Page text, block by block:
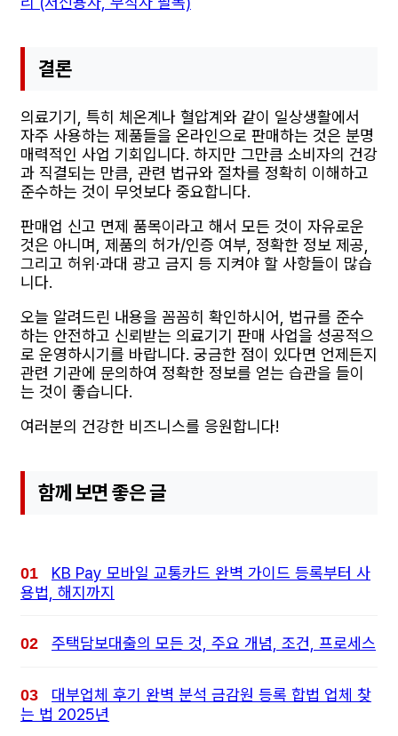
결론
의료기기, 특히 체온계나 혈압계와 같이 일상생활에서
자주 사용하는 제품들을 온라인으로 판매하는 것은 분명
매력적인 사업 기회입니다. 하지만 그만큼 소비자의 건강
과 직결되는 만큼, 관련 법규와 절차를 정확히 이해하고
준수하는 것이 무엇보다 중요합니다.
판매업 신고 면제 품목이라고 해서 모든 것이 자유로운
것은 아니며, 제품의 허가/인증 여부, 정확한 정보 제공,
그리고 허위·과대 광고 금지 등 지켜야 할 사항들이 많습
니다.
오늘 알려드린 내용을 꼼꼼히 확인하시어, 법규를 준수
하는 안전하고 신뢰받는 의료기기 판매 사업을 성공적으
로 운영하시기를 바랍니다. 궁금한 점이 있다면 언제든지
관련 기관에 문의하여 정확한 정보를 얻는 습관을 들이
는 것이 좋습니다.
여러분의 건강한 비즈니스를 응원합니다!
함께 보면 좋은 글
KB Pay 모바일 교통카드 완벽 가이드 등록부터 사
용법, 해지까지
주택담보대출의 모든 것, 주요 개념, 조건, 프로세스
대부업체 후기 완벽 분석 금감원 등록 합법 업체 찾
는 법 2025년